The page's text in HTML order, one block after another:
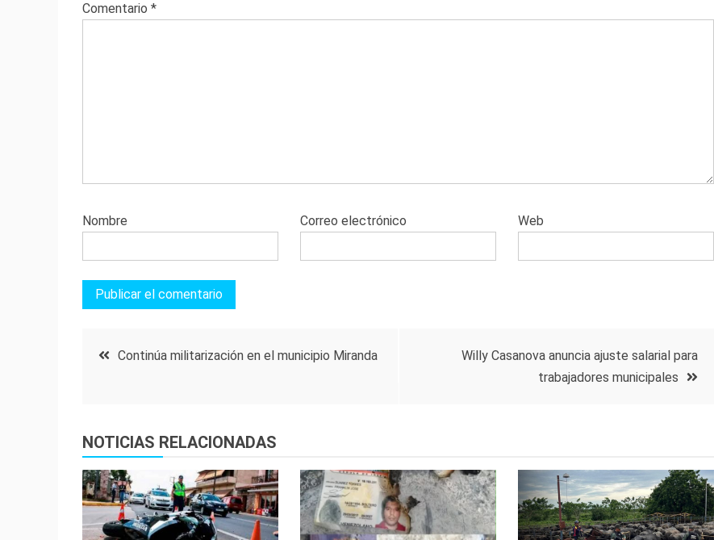
Comentario *
Nombre Correo electrónico Web
Navegación
entradas
Continúa militarización en el municipio Miranda
Willy Casanova anuncia ajuste salarial para
trabajadores municipales
NOTICIAS RELACIONADAS